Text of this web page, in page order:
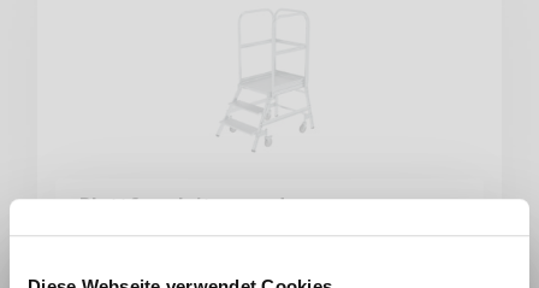
Plattformleitern und
Podesttreppen